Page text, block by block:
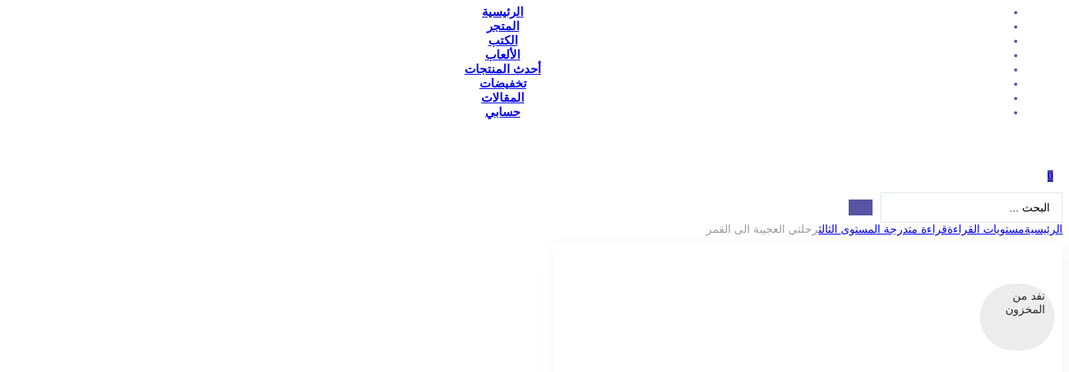
الرئيسية
المتجر
الكتب
الألعاب
أحدث المنتجات
تخفيضات
المقالات
حسابي
0
الرئيسيةمستويات القراءةقراءة متدرجة المستوى الثالثرحلتي العجيبة الى القمر
نفد من
المخزون